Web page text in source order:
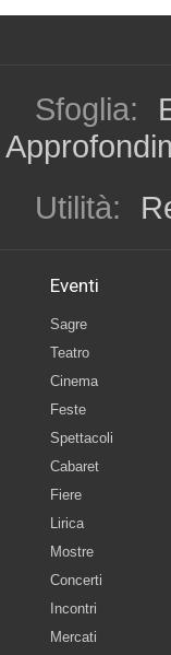
Sfoglia:
Utilità:
Eventi
Sagre
Teatro
Cinema
Feste
Spettacoli
Cabaret
Fiere
Lirica
Mostre
Concerti
Incontri
Mercati